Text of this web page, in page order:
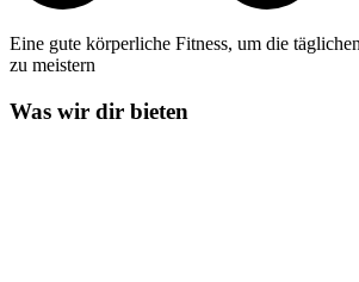
Eine gute körperliche Fitness, um die
zu meistern
Was wir dir bieten